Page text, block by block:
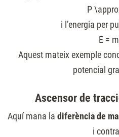
P
i l’energia per
E =
Aquest mateix exemple
potencial
Ascensor de
Aquí mana la diferència de
i